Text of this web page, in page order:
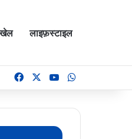
खेल लाइफ़स्टाइल
FacebookYouTube